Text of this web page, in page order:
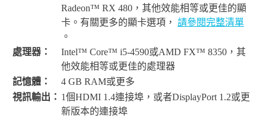
Radeon™ RX 480，其他效能相等或更佳的顯
卡。有關更多的顯卡選項， 請參閱完整清單
。
處理器：
Intel™ Core™ i5-4590或AMD FX™ 8350，其
他效能相等或更佳的處理器
記憶體：
4 GB RAM或更多
視訊輸出： 1個HDMI 1.4連接埠，或者DisplayPort 1.2或更
新版本的連接埠